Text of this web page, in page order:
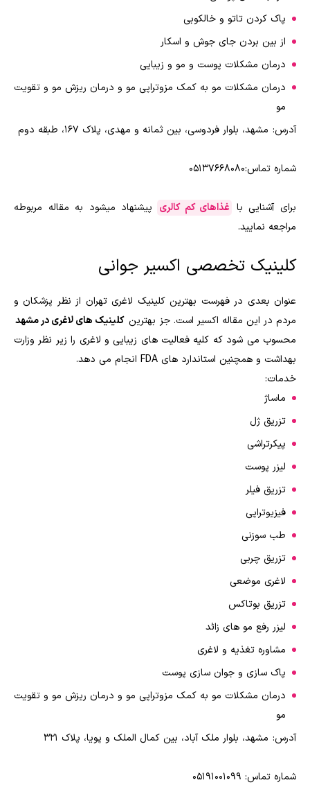
پاک کردن تاتو و خالکوبی
از بین بردن جای جوش و اسکار
درمان مشکلات پوست و مو و زیبایی
درمان مشکلات مو به کمک مزوتراپی مو و درمان ریزش مو و تقویت
مو
آدرس: مشهد، بلوار فردوسی، بین ثمانه و مهدی، پلاک 167، طبقه دوم
شماره تماس:05137668080
برای آشنایی با غذاهای کم کالری پیشنهاد میشود به مقاله مربوطه
مراجعه نمایید.
کلینیک تخصصی اکسیر جوانی
عنوان بعدی در فهرست بهترین کلینیک لاغری تهران از نظر پزشکان و
مردم در این مقاله اکسیر است. جز بهترین کلینیک های لاغری در مشهد
محسوب می شود که کلیه فعالیت های زیبایی و لاغری را زیر نظر وزارت
بهداشت و همچنین استاندارد های FDA انجام می دهد.
خدمات:
ماساژ
تزریق ژل
پیکرتراشی
لیزر پوست
تزریق فیلر
فیزیوتراپی
طب سوزنی
تزریق چربی
لاغری موضعی
تزریق بوتاکس
لیزر رفع مو های زائد
مشاوره تغذیه و لاغری
پاک سازی و جوان سازی پوست
درمان مشکلات مو به کمک مزوتراپی مو و درمان ریزش مو و تقویت
مو
آدرس: مشهد، بلوار ملک آباد، بین کمال الملک و پویا، پلاک 321
شماره تماس: 05191001099